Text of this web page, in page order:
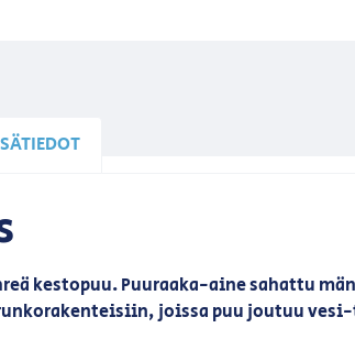
kestopuu. Puuraaka-aine sahattu
joissa puu joutuu